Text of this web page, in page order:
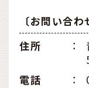
〔お問い合
住所
：
電話
：